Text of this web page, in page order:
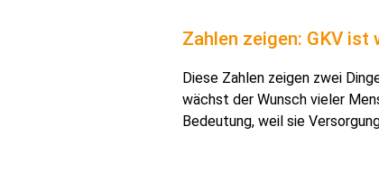
Zahlen zeigen: GKV ist
Diese Zahlen zeigen zwei
wächst der Wunsch vieler
Bedeutung, weil sie